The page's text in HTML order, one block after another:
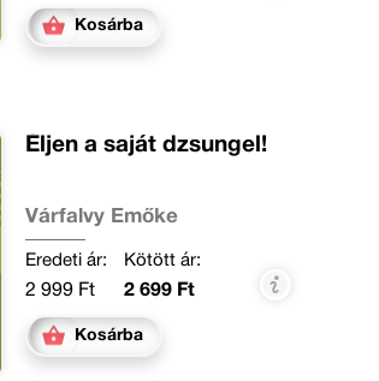
Kosárba
Éljen a saját dzsungel!
Várfalvy Emőke
Eredeti ár:
2 999 Ft
Kötött ár:
2 699 Ft
Kosárba